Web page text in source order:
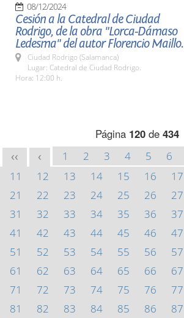
08/12/2024
Cesión a la Catedral de Ciudad
Rodrigo, de la obra "Lorca-Dámaso
Ledesma" del autor Florencio Maillo.
Ciudad Rodrigo (Salamanca)
Lugar: Catedral de Ciudad Rodrigo.
Hora: 12:00 h.
Página 120de 434
<< < 1 2 3 4 5 6
11
12 13 14 15 16 17
21
22 23 24 25 26 27
31
32 33 34 35 36 37
41
42 43 44 45 46 47
51
52 53 54 55 56 57
61
62 63 64 65 66 67
71
72 73 74 75 76 77
81
82 83 84 85 86 87